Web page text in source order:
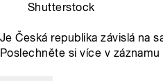
Shutterstock
Je Česká republika závislá na
Poslechněte si více v záznamu